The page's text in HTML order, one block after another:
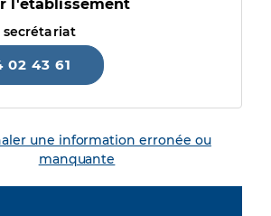
l'établissement
02 43 61
une information erronée ou
manquante